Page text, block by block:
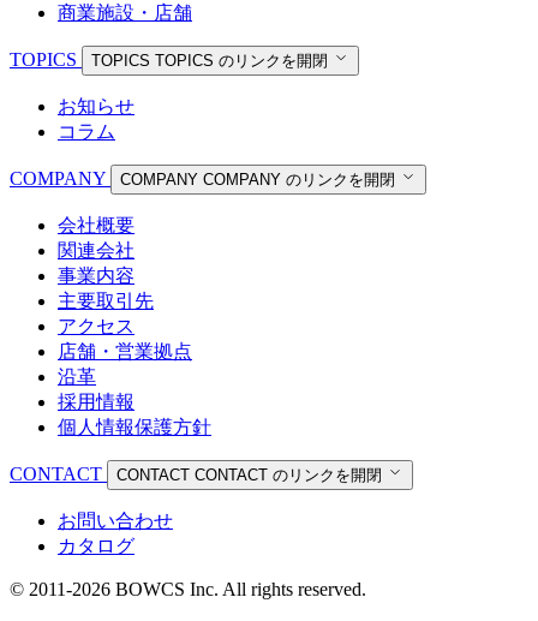
商業施設・店舗
TOPICS TOPICS TOPICS のリンクを開閉
お知らせ
コラム
COMPANY COMPANY COMPANY のリンクを開閉
会社概要
関連会社
事業内容
主要取引先
アクセス
店舗・営業拠点
沿革
採用情報
個人情報保護方針
CONTACT CONTACT CONTACT のリンクを開閉
お問い合わせ
カタログ
© 2011-2026 BOWCS Inc. All rights reserved.